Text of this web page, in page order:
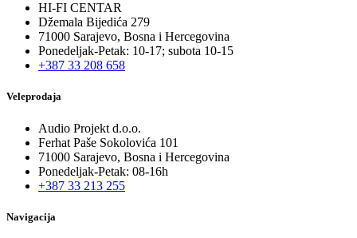
HI-FI CENTAR
Džemala Bijedića 279
71000 Sarajevo, Bosna i Hercegovina
Ponedeljak-Petak: 10-17; subota 10-15
+387 33 208 658
Veleprodaja
Audio Projekt d.o.o.
Ferhat Paše Sokolovića 101
71000 Sarajevo, Bosna i Hercegovina
Ponedeljak-Petak: 08-16h
+387 33 213 255
Navigacija